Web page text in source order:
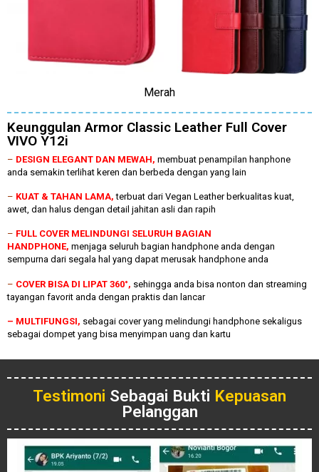
Merah
Keunggulan Armor Classic Leather Full Cover
VIVO Y12i
– DESIGN ELEGANT DAN MEWAH, membuat penampilan hanphone
anda semakin terlihat keren dan berbeda dengan yang lain
– KUAT & TAHAN LAMA,terbuat dari Vegan Leather berkualitas kuat,
awet, dan halus dengan detail jahitan asli dan rapih
– FULL COVER MELINDUNGI SELURUH BAGIAN
HANDPHONE, menjaga seluruh bagian handphone anda dengan
sempurna dari segala hal yang dapat merusak handphone anda
– COVER BISA DI LIPAT 360°, sehingga anda bisa nonton dan streaming
tayangan favorit anda dengan praktis dan lancar
– MULTIFUNGSI, sebagai cover yang melindungi handphone sekaligus
sebagai dompet yang bisa menyimpan uang dan kartu
Testimoni Sebagai Bukti Kepuasan
Pelanggan